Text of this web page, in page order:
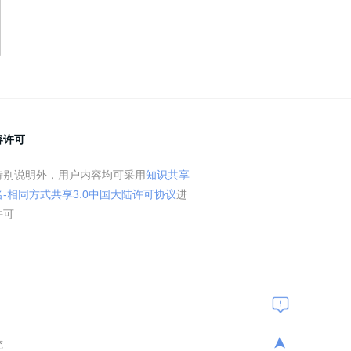
➤
许可
别说明外，用户内容均可采用知识共享
-相同方式共享3.0中国大陆许可协议进
可